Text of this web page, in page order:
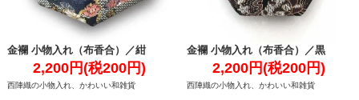
金襴 小物入れ（布香合）／紺
2,200円(税200円)
西陣織の小物入れ、かわいい和雑貨
金襴 小物入れ（布香合）／黒
2,200円(税200円)
西陣織の小物入れ、かわいい和雑貨